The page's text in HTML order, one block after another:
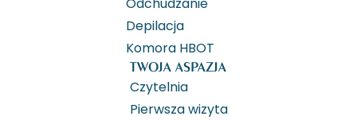
Depilacja
Komora HBOT
TWOJA ASPAZJA
Czytelnia
Pierwsza wizyta